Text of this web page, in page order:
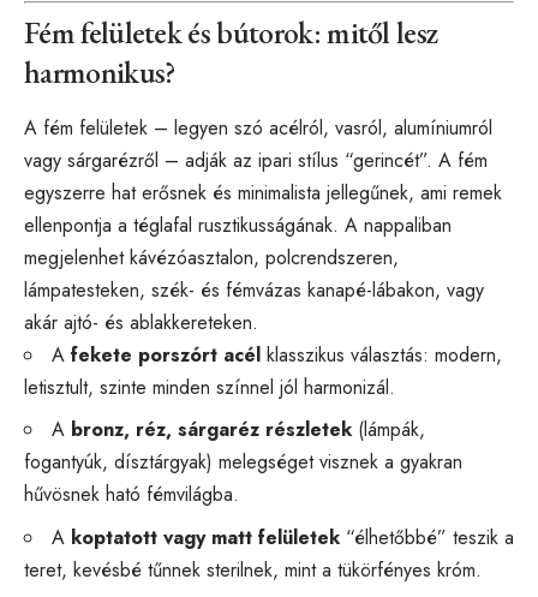
Fém felületek és bútorok: mitől lesz
harmonikus?
A fém felületek – legyen szó acélról, vasról, alumíniumról
vagy sárgarézről – adják az ipari stílus “gerincét”. A fém
egyszerre hat erősnek és minimalista jellegűnek, ami remek
ellenpontja a téglafal rusztikusságának. A nappaliban
megjelenhet kávézóasztalon, polcrendszeren,
lámpatesteken, szék- és fémvázas kanapé-lábakon, vagy
akár ajtó- és ablakkereteken.
A fekete porszórt acél klasszikus választás: modern,
letisztult, szinte minden színnel jól harmonizál.
A bronz, réz, sárgaréz részletek (lámpák,
fogantyúk, dísztárgyak) melegséget visznek a gyakran
hűvösnek ható fémvilágba.
A koptatott vagy matt felületek “élhetőbbé” teszik a
teret, kevésbé tűnnek sterilnek, mint a tükörfényes króm.